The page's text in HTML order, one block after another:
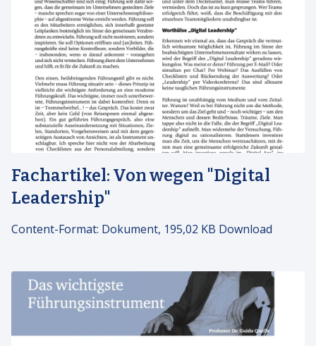
Fachartikel: Von wegen "Digital
Leadership"
Content-Format: Dokument, 195,02 KB Download